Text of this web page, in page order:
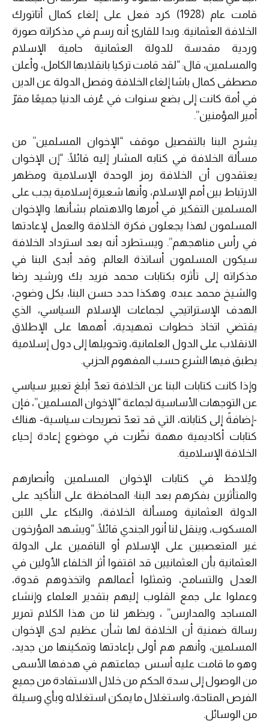
قامت عام (1928) كرد فعل على إلغاء كمال أتاتورك
الخلافة العثمانية. وبدا للقارئ أنه رسم في مذكراته صورة
وردية مقدسة للدولة العثمانية حامية الإسلام
والمسلمين، قال: “لقد قامت تركيا بانقلابها الكامل، وأعلن
مصطفى كمال باشا إلغاء الخلافة وفصل الدولة عن الدين
في أمة كانت إلى بضع سنوات في عُرف الدنيا جميعًا مقرّ
أمير المؤمنين”.
يشرح البنا بالتفصيل موقف “الإخوان المسلمين” من
مسألة الخلافة في كتابه المشار إليه قائلًا: “إن الإخوان
يعتقدون أن الخلافة رمز الوحدة الإسلامية ومظهر
الارتباط بين أمم الإسلام، وأنها شعيرة إسلامية يجب على
المسلمين التفكير في أمرها والاهتمام بشأنها. والإخوان
المسلمون لهذا يجعلون فكرة الخلافة والعمل لإعادتها
في رأس مناهجهم”. ويستطرد أنه بعد استرداد الخلافة
سيكون المسلمون أساتذة العالم. وقد أبدى البنا في
مذكراته إلى تأثره بكتابات محمد فريد بك ورشيد رضا
والشيخ محمد عبده. وهكذا حدد حسن البنا، بكل وضوح،
الهدف الإستراتيجي لجماعات الإسلام السياسي، الذي
يقتضي اتخاذ خطوات تمهيدية، أهمها على الإطلاق
الانقلاب على الدول العلمانية، وتحويلها إلى دول إسلامية
يطبق فيها الشرع حسب المفهوم الحزبي.
وإذا كانت كتابات البنا عن الخلافة تعدّ أبلغ تعبير سياسي
عن التوجهات الأساسية لجماعة “الإخوان المسلمين”، فإن
-إضافةً إلى كتاباته، التي قد تعدّ تصريحات سياسية- هناك
كتابات أكاديمية مهمة نظّرت في موضوع إعادة إحياء
الخلافة الإسلامية.
ويُلاحظ في كتابات الإخوان المسلمين وأنصارهم
والمتأثرين بفكرهم بعد البنا؛ المحافظة على التأكيد على
الدولة العثمانية ومسألة الخلافة، والبكاء على اللبن
المسكوب، وينقل لنا أنور الجندي قائلًا: “ويشهد المؤرخون
غير المتعصبين على الإسلام أو الناقمين على الدولة
العثمانية بأن العثمانيين قد اقتفوا أثر الخلفاء الأولين في
العدل والتسامح، وتمثلوا أعمالهم واتخذوهم قدوة،
وعملوا على جمع القلوب إليهم بتقدير العلماء وإنشاء
المساجد والمدارس” ، ويظهر لنا من هذا الكلام تمرير
رسالة ضمنية أن الخلافة لها شأن عظيم لدى الإخوان
المسلمين، وأنهم هم أولى بإعادتها وتمكينها من جديد،
وهو ما قامت عليه أسس جماعتهم في هدفها الأسمى
من الوصول إلى سدة الحكم من خلال الاستفادة من جميع
الفرص المتاحة، واستغلال ما يمكن استغلاله وبأي وسيلة
من الوسائل.